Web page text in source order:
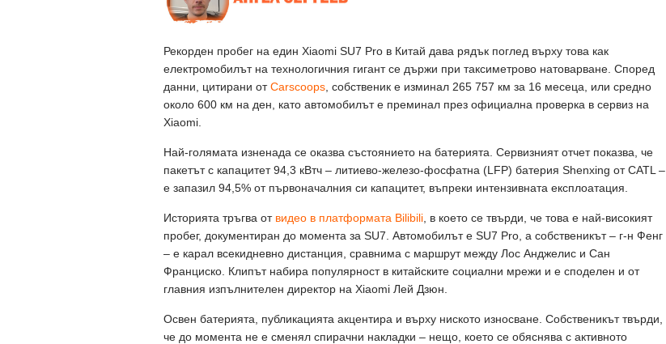
Рекорден пробег на един Xiaomi SU7 Pro в Китай дава рядък поглед върху това как
електромобилът на технологичния гигант се държи при таксиметрово натоварване. Според
данни, цитирани отCarscoops , собственик е изминал 265 757 км за 16 месеца, или средно
около 600 км на ден, като автомобилът е преминал през официална проверка в сервиз на
Xiaomi.
Най-голямата изненада се оказва състоянието на батерията. Сервизният отчет показва, че
пакетът с капацитет 94,3 кВтч – литиево-железо-фосфатна (LFP) батерия Shenxing от CATL –
е запазил 94,5% от първоначалния си капацитет, въпреки интензивната експлоатация.
Историята тръгва от видео в платформата Bilibili , в което се твърди, че това е най-високият
пробег, документиран до момента за SU7. Автомобилът е SU7 Pro, а собственикът – г-н Фенг
– е карал всекидневно дистанция, сравнима с маршрут между Лос Анджелис и Сан
Франциско. Клипът набира популярност в китайските социални мрежи и е споделен и от
главния изпълнителен директор на Xiaomi Лей Дзюн.
Освен батерията, публикацията акцентира и върху ниското износване. Собственикът твърди,
че до момента не е сменял спирачни накладки – нещо, което се обяснява с активното